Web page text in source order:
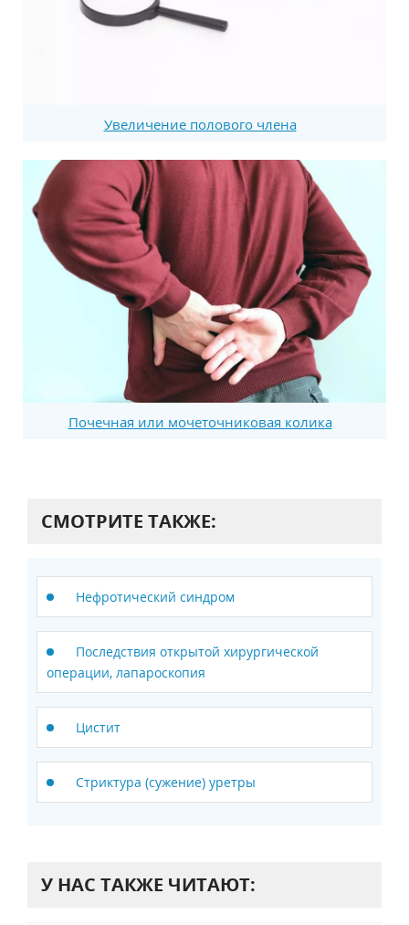
Увеличение полового члена
Почечная или мочеточниковая колика
СМОТРИТЕ ТАКЖЕ:
Нефротический синдром
Последствия открытой хирургической
операции, лапароскопия
Цистит
Стриктура (сужение) уретры
У НАС ТАКЖЕ ЧИТАЮТ: